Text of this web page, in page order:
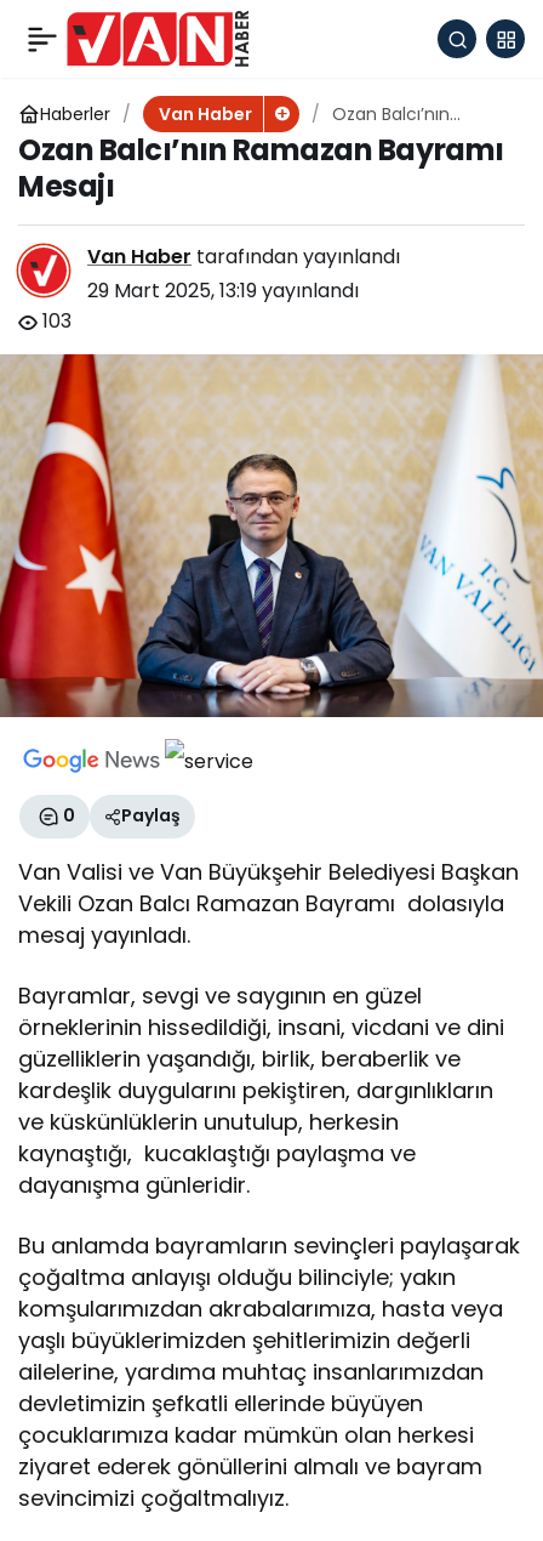
Haberler Van Haber
Ozan Balcı’nın
Ramazan Bayramı
Mesajı
Ozan Balcı’nın Ramazan Bayramı
Mesajı
Van Haber tarafından yayınlandı
29 Mart 2025, 13:19yayınlandı
103
0 Paylaş
Van Valisi ve Van Büyükşehir Belediyesi Başkan
Vekili Ozan Balcı Ramazan Bayramı dolasıyla
mesaj yayınladı.
Bayramlar, sevgi ve saygının en güzel
örneklerinin hissedildiği, insani, vicdani ve dini
güzelliklerin yaşandığı, birlik, beraberlik ve
kardeşlik duygularını pekiştiren, dargınlıkların
ve küskünlüklerin unutulup, herkesin
kaynaştığı, kucaklaştığı paylaşma ve
dayanışma günleridir.
Bu anlamda bayramların sevinçleri paylaşarak
çoğaltma anlayışı olduğu bilinciyle; yakın
komşularımızdan akrabalarımıza, hasta veya
yaşlı büyüklerimizden şehitlerimizin değerli
ailelerine, yardıma muhtaç insanlarımızdan
devletimizin şefkatli ellerinde büyüyen
çocuklarımıza kadar mümkün olan herkesi
ziyaret ederek gönüllerini almalı ve bayram
sevincimizi çoğaltmalıyız.
Van’da Ramazan
Bayramı boyunca
ulaşım ücretsiz
Paylaş